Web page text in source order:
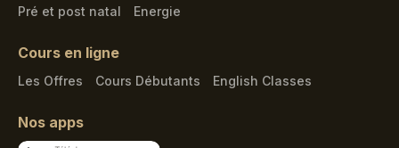
Pré et post natal
Energie
Cours en ligne
Les Offres Cours Débutants English Classes
Nos apps